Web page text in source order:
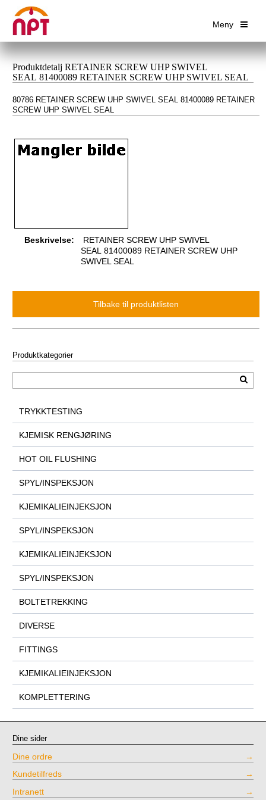
Meny
Produktdetalj RETAINER SCREW UHP SWIVEL
SEAL 81400089 RETAINER SCREW UHP SWIVEL SEAL
80786 RETAINER SCREW UHP SWIVEL SEAL 81400089 RETAINER
SCREW UHP SWIVEL SEAL
Beskrivelse:
RETAINER SCREW UHP SWIVEL
SEAL 81400089 RETAINER SCREW UHP
SWIVEL SEAL
Produktkategorier
TRYKKTESTING
KJEMISK RENGJØRING
HOT OIL FLUSHING
SPYL/INSPEKSJON
KJEMIKALIEINJEKSJON
SPYL/INSPEKSJON
KJEMIKALIEINJEKSJON
SPYL/INSPEKSJON
BOLTETREKKING
DIVERSE
FITTINGS
KJEMIKALIEINJEKSJON
KOMPLETTERING
Dine sider
Dine ordre
Kundetilfreds
Intranett